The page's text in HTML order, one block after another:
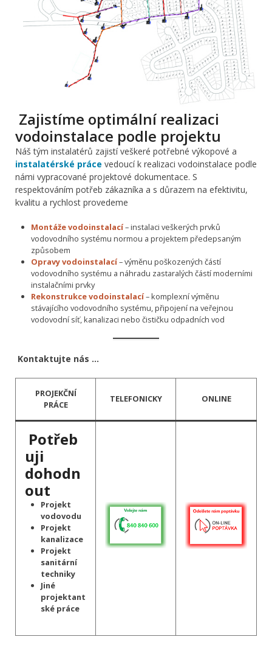
Zajistíme optimální realizaci
vodoinstalace podle projektu
Náš tým instalatérů zajistí veškeré potřebné výkopové a
instalatérské práce vedoucí k realizaci vodoinstalace podle
námi vypracované projektové dokumentace. S
respektováním potřeb zákazníka a s důrazem na efektivitu,
kvalitu a rychlost provedeme
Montáže vodoinstalací– instalaci veškerých prvků
vodovodního systému normou a projektem předepsaným
způsobem
Opravy vodoinstalací– výměnu poškozených částí
vodovodního systému a náhradu zastaralých částí moderními
instalačními prvky
Rekonstrukce vodoinstalací– komplexní výměnu
stávajícího vodovodního systému, připojení na veřejnou
vodovodní síť, kanalizaci nebo čističku odpadních vod
Kontaktujte nás …
PROJEKČNÍ
PRÁCE
TELEFONICKY ONLINE
Potřeb
uji
dohodn
out
Projekt
vodovodu
Projekt
kanalizace
Projekt
sanitární
techniky
Jiné
projektant
ské práce